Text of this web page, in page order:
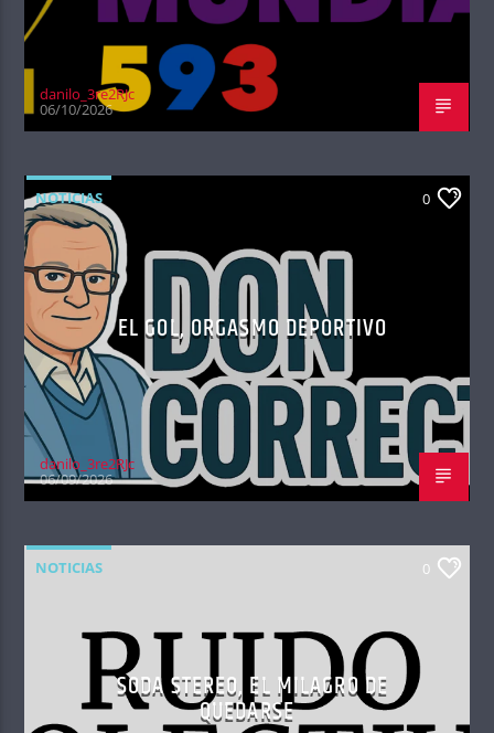
danilo_3re2RJc
06/10/2026
NOTICIAS 0
EL GOL, ORGASMO DEPORTIVO
danilo_3re2RJc
06/09/2026
NOTICIAS 0
SODA STEREO, EL MILAGRO DE
QUEDARSE